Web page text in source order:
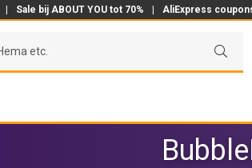
Sale bij ABOUT YOU tot 70% AliExpress